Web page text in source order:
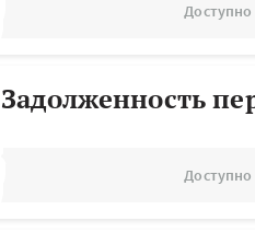
Задолженность